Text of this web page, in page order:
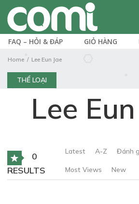
FAQ – HỎI & ĐÁP GIỎ HÀNG
Home Lee Eun Jae
THỂ LOẠI
Lee
0
RESULTS
Latest A-Z Đánh
Most Views New